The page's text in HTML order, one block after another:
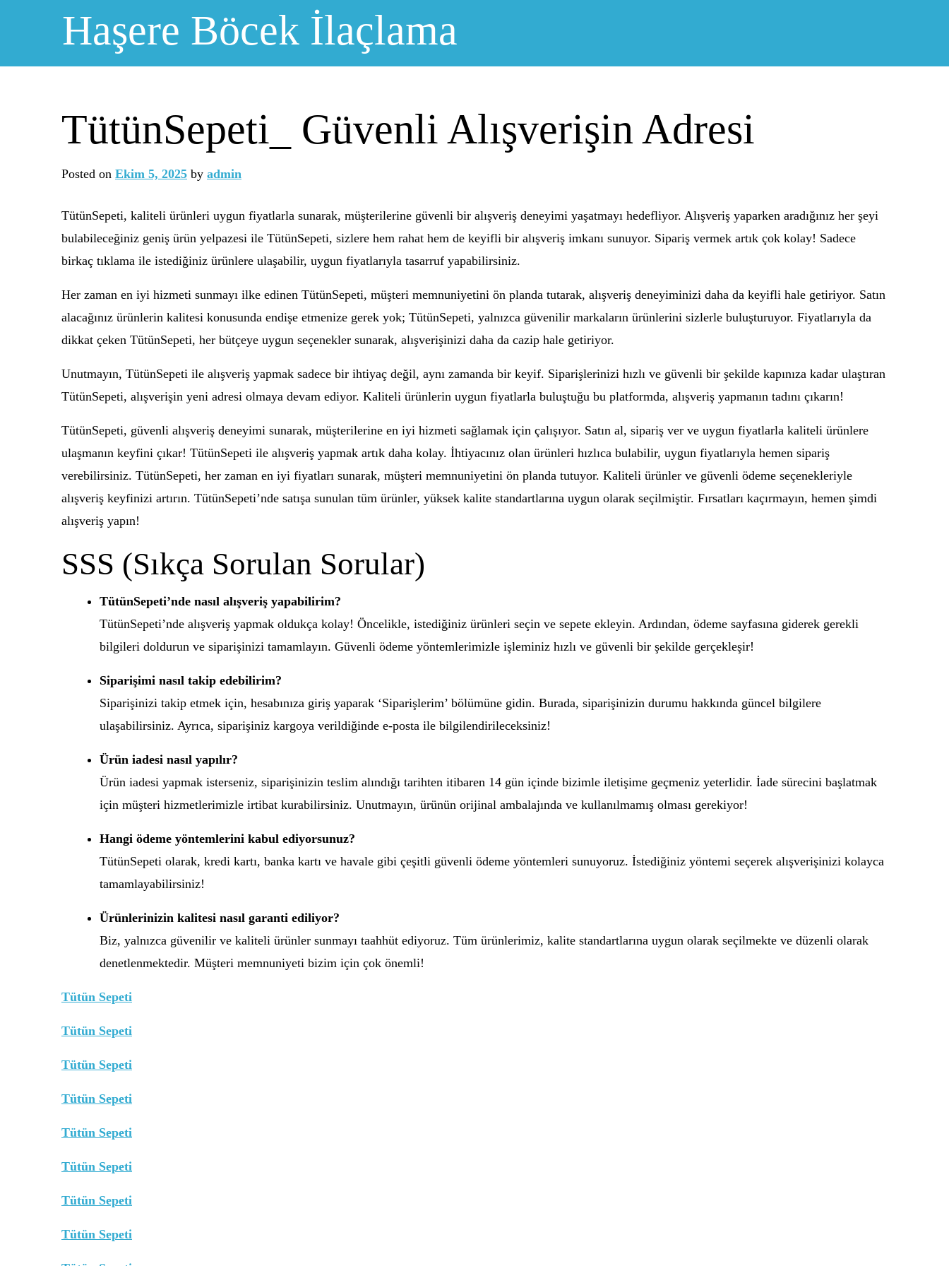
Haşere Böcek İlaçlama
TütünSepeti_ Güvenli Alışverişin Adresi
Posted on Ekim 5, 2025 by admin
TütünSepeti, kaliteli ürünleri uygun fiyatlarla sunarak, müşterilerine güvenli bir alışveriş deneyimi yaşatmayı hedefliyor. Alışveriş yaparken aradığınız her şeyi
bulabileceğiniz geniş ürün yelpazesi ile TütünSepeti, sizlere hem rahat hem de keyifli bir alışveriş imkanı sunuyor. Sipariş vermek artık çok kolay! Sadece
birkaç tıklama ile istediğiniz ürünlere ulaşabilir, uygun fiyatlarıyla tasarruf yapabilirsiniz.
Her zaman en iyi hizmeti sunmayı ilke edinen TütünSepeti, müşteri memnuniyetini ön planda tutarak, alışveriş deneyiminizi daha da keyifli hale getiriyor. Satın
alacağınız ürünlerin kalitesi konusunda endişe etmenize gerek yok; TütünSepeti, yalnızca güvenilir markaların ürünlerini sizlerle buluşturuyor. Fiyatlarıyla da
dikkat çeken TütünSepeti, her bütçeye uygun seçenekler sunarak, alışverişinizi daha da cazip hale getiriyor.
Unutmayın, TütünSepeti ile alışveriş yapmak sadece bir ihtiyaç değil, aynı zamanda bir keyif. Siparişlerinizi hızlı ve güvenli bir şekilde kapınıza kadar ulaştıran
TütünSepeti, alışverişin yeni adresi olmaya devam ediyor. Kaliteli ürünlerin uygun fiyatlarla buluştuğu bu platformda, alışveriş yapmanın tadını çıkarın!
TütünSepeti, güvenli alışveriş deneyimi sunarak, müşterilerine en iyi hizmeti sağlamak için çalışıyor. Satın al, sipariş ver ve uygun fiyatlarla kaliteli ürünlere
ulaşmanın keyfini çıkar! TütünSepeti ile alışveriş yapmak artık daha kolay. İhtiyacınız olan ürünleri hızlıca bulabilir, uygun fiyatlarıyla hemen sipariş
verebilirsiniz. TütünSepeti, her zaman en iyi fiyatları sunarak, müşteri memnuniyetini ön planda tutuyor. Kaliteli ürünler ve güvenli ödeme seçenekleriyle
alışveriş keyfinizi artırın. TütünSepeti’nde satışa sunulan tüm ürünler, yüksek kalite standartlarına uygun olarak seçilmiştir. Fırsatları kaçırmayın, hemen şimdi
alışveriş yapın!
SSS (Sıkça Sorulan Sorular)
TütünSepeti’nde nasıl alışveriş yapabilirim?
TütünSepeti’nde alışveriş yapmak oldukça kolay! Öncelikle, istediğiniz ürünleri seçin ve sepete ekleyin. Ardından, ödeme sayfasına giderek gerekli
bilgileri doldurun ve siparişinizi tamamlayın. Güvenli ödeme yöntemlerimizle işleminiz hızlı ve güvenli bir şekilde gerçekleşir!
Siparişimi nasıl takip edebilirim?
Siparişinizi takip etmek için, hesabınıza giriş yaparak ‘Siparişlerim’ bölümüne gidin. Burada, siparişinizin durumu hakkında güncel bilgilere
ulaşabilirsiniz. Ayrıca, siparişiniz kargoya verildiğinde e-posta ile bilgilendirileceksiniz!
Ürün iadesi nasıl yapılır?
Ürün iadesi yapmak isterseniz, siparişinizin teslim alındığı tarihten itibaren 14 gün içinde bizimle iletişime geçmeniz yeterlidir. İade sürecini başlatmak
için müşteri hizmetlerimizle irtibat kurabilirsiniz. Unutmayın, ürünün orijinal ambalajında ve kullanılmamış olması gerekiyor!
Hangi ödeme yöntemlerini kabul ediyorsunuz?
TütünSepeti olarak, kredi kartı, banka kartı ve havale gibi çeşitli güvenli ödeme yöntemleri sunuyoruz. İstediğiniz yöntemi seçerek alışverişinizi kolayca
tamamlayabilirsiniz!
Ürünlerinizin kalitesi nasıl garanti ediliyor?
Biz, yalnızca güvenilir ve kaliteli ürünler sunmayı taahhüt ediyoruz. Tüm ürünlerimiz, kalite standartlarına uygun olarak seçilmekte ve düzenli olarak
denetlenmektedir. Müşteri memnuniyeti bizim için çok önemli!
Tütün Sepeti
Tütün Sepeti
Tütün Sepeti
Tütün Sepeti
Tütün Sepeti
Tütün Sepeti
Tütün Sepeti
Tütün Sepeti